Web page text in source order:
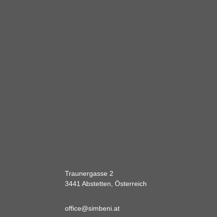
Traunergasse 2
3441 Abstetten, Österreich
office@simbeni.at